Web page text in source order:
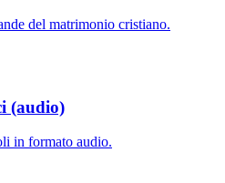
del matrimonio cristiano.
(audio)
in formato audio.